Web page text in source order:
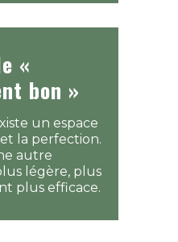
«
bon »
un espace
la perfection.
autre
légère, plus
plus efficace.